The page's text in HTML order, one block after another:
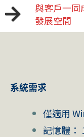
與客戶一同
發展空間
系統需求
僅適用
記憶體：